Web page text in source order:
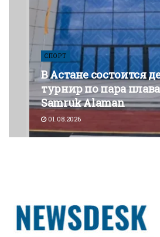
СПОРТ
В Астане состоится
турнир по пара
Samruk Alaman
01.08.2026